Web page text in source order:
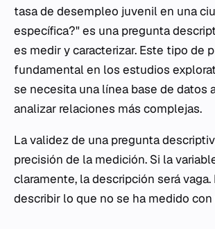
tasa de desempleo juvenil en una
específica?" es una pregunta
es medir y caracterizar. Este tipo de
fundamental en los estudios
se necesita una línea base de datos
analizar relaciones más complejas.
La validez de una pregunta
precisión de la medición. Si la
claramente, la descripción será
describir lo que no se ha medido con